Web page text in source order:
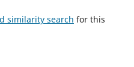
similarity search for this